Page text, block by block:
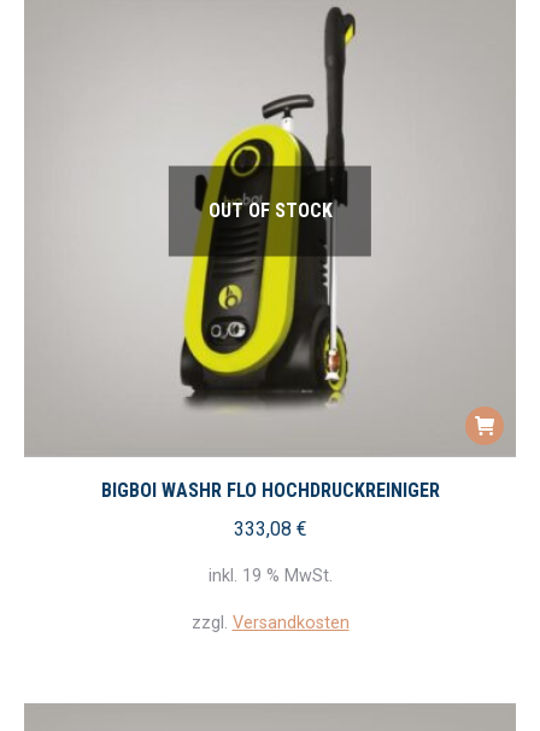
OUT OF STOCK
BIGBOI WASHR FLO HOCHDRUCKREINIGER
333,08 €
inkl. 19 % MwSt.
zzgl. Versandkosten